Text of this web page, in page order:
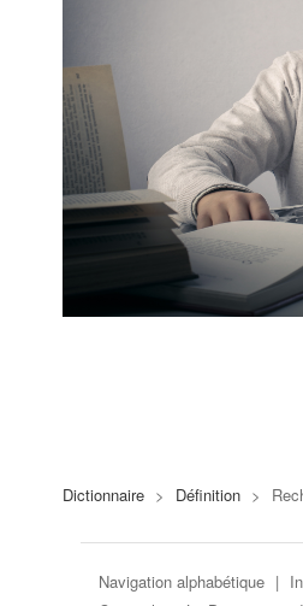
Dictionnaire > Définition >
Navigation alphabétique |